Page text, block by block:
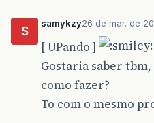
S
samykzy26 de mar. de
[ UPando ]
Gostaria saber
como fazer?
To com o mesmo